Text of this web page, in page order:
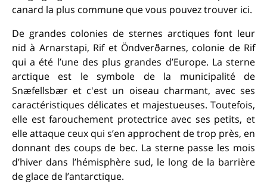
canard la plus commune que vous pouvez trouver ici.
De grandes colonies de sternes arctiques font leur
nid à Arnarstapi, Rif et Öndverðarnes, colonie de Rif
qui a été l’une des plus grandes d’Europe. La sterne
arctique est le symbole de la municipalité de
Snæfellsbær et c'est un oiseau charmant, avec ses
caractéristiques délicates et majestueuses. Toutefois,
elle est farouchement protectrice avec ses petits, et
elle attaque ceux qui s’en approchent de trop près, en
donnant des coups de bec. La sterne passe les mois
d’hiver dans l’hémisphère sud, le long de la barrière
de glace de l’antarctique.